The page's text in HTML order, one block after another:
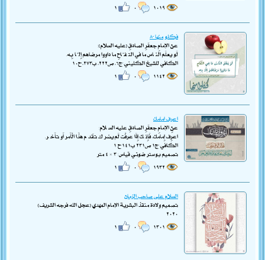
فكلو منها -٨
عَنْ الإمامِ جَعفَرِ الصادقِ (عليه السلام):
لَوْ يَعْلَمُ النَّاسُ مَا فِي التُّفَّاحِ مَا دَاوَوْا مَرْضَاهُمْ إِلَّا بِهِ.
الكافي للشيخ الكليني: ج٦، ص٢٢٢، ب٢٧٣، ح١٠
اعرف امامك
عَنِ الإمامِ جَعفَرِ الصادقِ عَليه السَّلام:
اعْرِفْ إِمَامَكَ، فَإِنَّكَ إِذَا عَرَفْتَ لَمْ يَضُرَّكَ تَقَدَّمَ هَذَا الْأَمْرُ أَوْ تَأَخَّرَ.
الكافي: ج١ ص٢٣١ ب١٤١ ح ١
تصميم بوستر ضوئي قياس: ٣ × ٤ متر
السلام على صاحب الزمان
تصميم ولادة منقذ البشرية الإمام المهدي (عجّل الله فرجه الشريف)
٢٠٢٠